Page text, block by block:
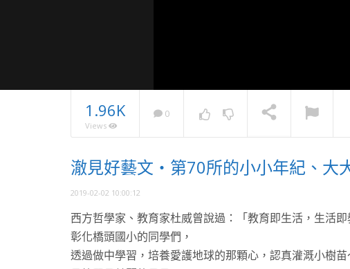
NOW PLAYING
學 有機茶 · 潮學
1.96K
Views
0
澈見好藝文・第70所的小小年紀、大
2019-02-02 10:00:12
西方哲學家、教育家杜威曾說過：「教育即生活，生活即
彰化橋頭國小的同學們，
透過做中學習，培養愛護地球的那顆心，認真灌溉小樹苗